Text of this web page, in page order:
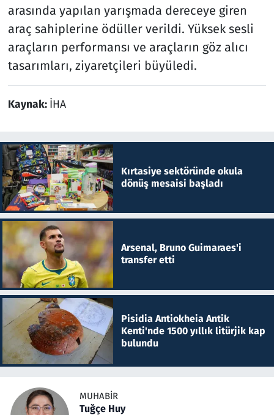
arasında yapılan yarışmada dereceye giren
araç sahiplerine ödüller verildi. Yüksek sesli
araçların performansı ve araçların göz alıcı
tasarımları, ziyaretçileri büyüledi.
Kaynak: İHA
Kırtasiye sektöründe okula
dönüş mesaisi başladı
Arsenal, Bruno Guimaraes'i
transfer etti
Pisidia Antiokheia Antik
Kenti'nde 1500 yıllık litürjik kap
bulundu
MUHABIR
Tuğçe Huy